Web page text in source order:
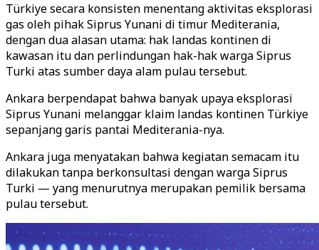
Türkiye secara konsisten menentang aktivitas eksplorasi
gas oleh pihak Siprus Yunani di timur Mediterania,
dengan dua alasan utama: hak landas kontinen di
kawasan itu dan perlindungan hak-hak warga Siprus
Turki atas sumber daya alam pulau tersebut.
Ankara berpendapat bahwa banyak upaya eksplorasi
Siprus Yunani melanggar klaim landas kontinen Türkiye
sepanjang garis pantai Mediterania-nya.
Ankara juga menyatakan bahwa kegiatan semacam itu
dilakukan tanpa berkonsultasi dengan warga Siprus
Turki — yang menurutnya merupakan pemilik bersama
pulau tersebut.